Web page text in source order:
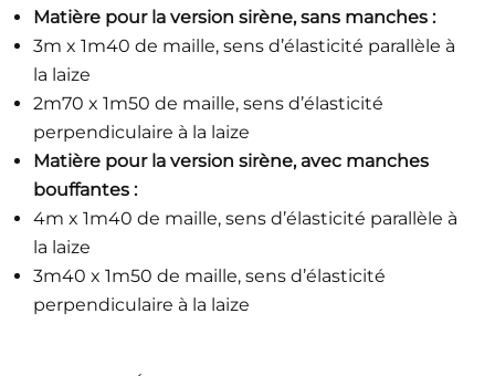
Matière pour la version sirène, sans manches :
3m x 1m40 de maille, sens d’élasticité parallèle à
la laize
2m70 x 1m50 de maille, sens d’élasticité
perpendiculaire à la laize
Matière pour la version sirène, avec manches
bouffantes :
4m x 1m40 de maille, sens d’élasticité parallèle à
la laize
3m40 x 1m50 de maille, sens d’élasticité
perpendiculaire à la laize